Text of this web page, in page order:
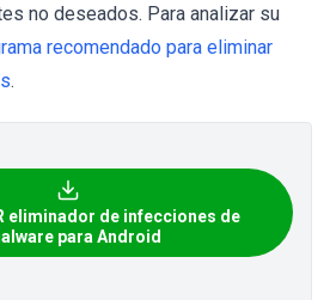
no deseados. Para analizar su
recomendado para eliminar
.
eliminador de infecciones de
para Android